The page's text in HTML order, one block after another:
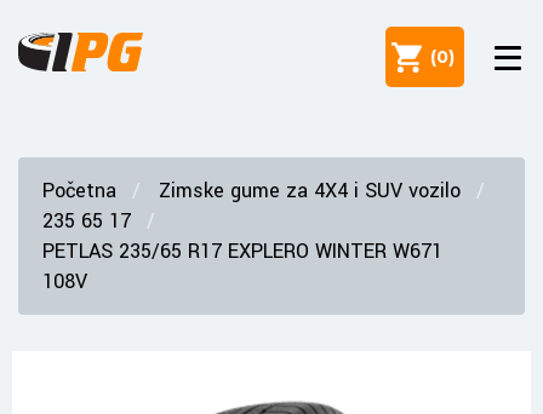
(0)
Početna
Zimske gume za 4X4 i SUV vozilo
235 65 17
PETLAS 235/65 R17 EXPLERO WINTER W671
108V